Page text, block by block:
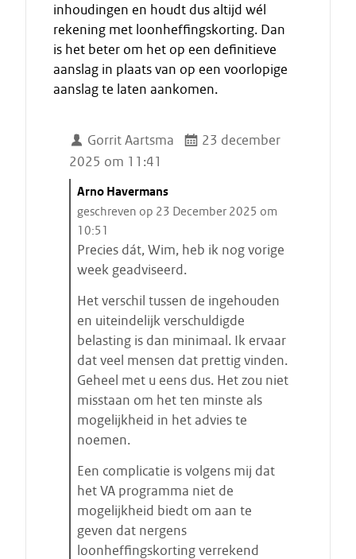
inhoudingen en houdt dus altijd wél
rekening met loonheffingskorting. Dan
is het beter om het op een definitieve
aanslag in plaats van op een voorlopige
aanslag te laten aankomen.
Gorrit Aartsma
23 december
2025 om 11:41
C
i
t
a
a
s
t
a
r
t
e
n
Arno Havermans
geschreven op 23 December 2025 om
10:51
Precies dát, Wim, heb ik nog vorige
week geadviseerd.
Het verschil tussen de ingehouden
en uiteindelijk verschuldigde
belasting is dan minimaal. Ik ervaar
dat veel mensen dat prettig vinden.
Geheel met u eens dus. Het zou niet
misstaan om het ten minste als
mogelijkheid in het advies te
noemen.
Een complicatie is volgens mij dat
het VA programma niet de
mogelijkheid biedt om aan te
geven dat nergens
loonheffingskorting verrekend